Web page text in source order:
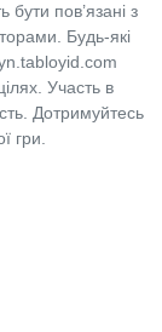
бути пов’язані з
Будь-які
Участь в
Дотримуйтесь
гри.